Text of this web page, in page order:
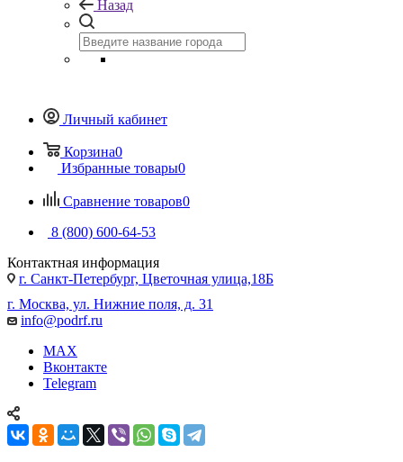
Назад
Личный кабинет
Корзина0
Избранные товары0
Сравнение товаров0
8 (800) 600-64-53
Контактная информация
г. Санкт-Петербург, Цветочная улица,18Б
г. Москва, ул. Нижние поля, д. 31
info@podrf.ru
MAX
Вконтакте
Telegram